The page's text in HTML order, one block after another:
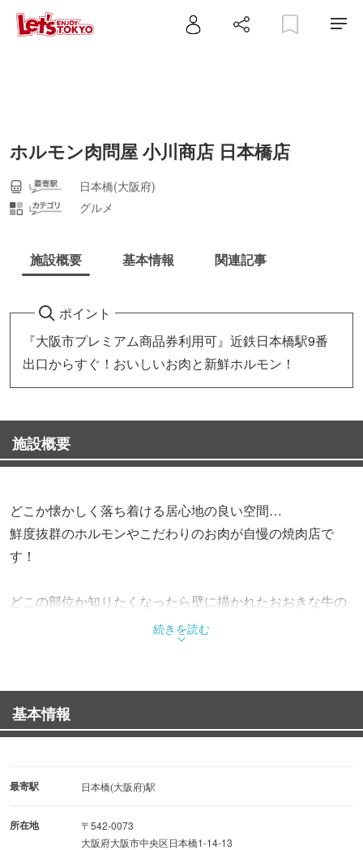
ホルモン肉問屋 小川商店 日本橋店
日本橋(大阪府)
グルメ
施設概要 基本情報 関連記事
ポイント
『大阪市プレミアム商品券利用可』近鉄日本橋駅9番
出口からすぐ！おいしいお肉と新鮮ホルモン！
施設概要
どこか懐かしく落ち着ける居心地の良い空間…
鮮度抜群のホルモンやこだわりのお肉が自慢の焼肉店で
す！
どこの部位か知りたくなったら壁に描かれたおおきな牛の
【六時間コトコト煮込んだ】とろとろ豚足
【名物】こく旨塩もつ煮込み
赤から小腸
続きを読む
基本情報
最寄駅 日本橋(大阪府)駅
所在地
〒542-0073
大阪府大阪市中央区日本橋1-14-13